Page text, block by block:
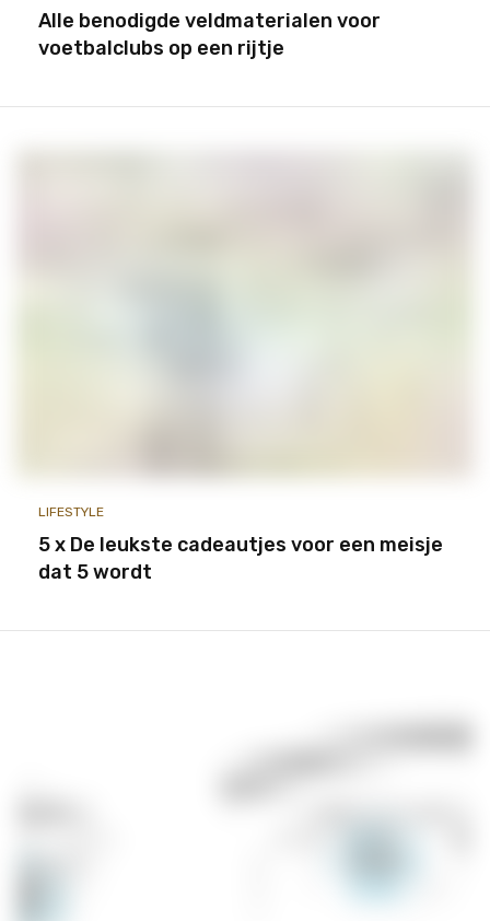
Alle benodigde veldmaterialen voor
voetbalclubs op een rijtje
LIFESTYLE
5 x De leukste cadeautjes voor een meisje
dat 5 wordt